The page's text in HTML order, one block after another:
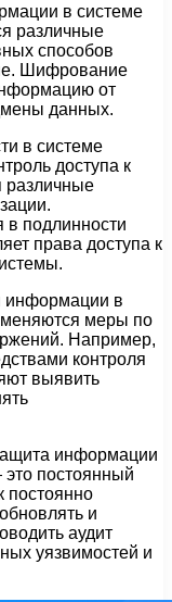
в системе
различные
способов
Шифрование
от
данных.
в системе
доступа к
различные
в подлинности
права доступа к
информации в
меры по
Например,
контроля
выявить
информации
постоянный
постоянно
и
аудит
уязвимостей и